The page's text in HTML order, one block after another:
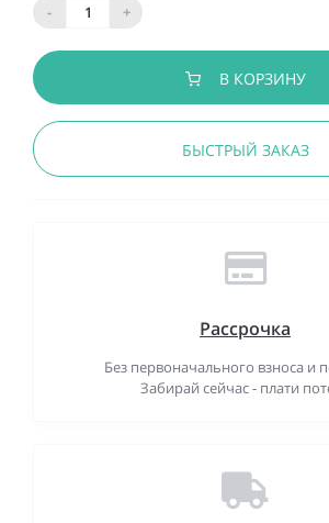
-
+
В КОРЗИНУ
БЫСТРЫЙ ЗАКАЗ
Рассрочка
Без первоначального взноса и
Забирай сейчас - плати